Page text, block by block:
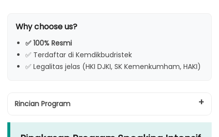
Why choose us?
✅ 100% Resmi
✅ Terdaftar di Kemdikbudristek
✅ Legalitas jelas (HKI DJKI, SK Kemenkumham, HAKI)
Rincian Program